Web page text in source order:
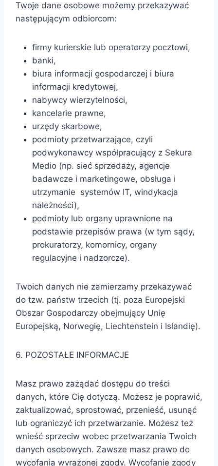
Twoje dane osobowe możemy przekazywać
następującym odbiorcom:
firmy kurierskie lub operatorzy pocztowi,
banki,
biura informacji gospodarczej i biura
informacji kredytowej,
nabywcy wierzytelności,
kancelarie prawne,
urzędy skarbowe,
podmioty przetwarzające, czyli
podwykonawcy współpracujący z Sekura
Medio (np. sieć sprzedaży, agencje
badawcze i marketingowe, obsługa i
utrzymanie systemów IT, windykacja
należności),
podmioty lub organy uprawnione na
podstawie przepisów prawa (w tym sądy,
prokuratorzy, komornicy, organy
regulacyjne i nadzorcze).
Twoich danych nie zamierzamy przekazywać
do tzw. państw trzecich (tj. poza Europejski
Obszar Gospodarczy obejmujący Unię
Europejską, Norwegię, Liechtenstein i Islandię).
6. POZOSTAŁE INFORMACJE
Masz prawo zażądać dostępu do treści
danych, które Cię dotyczą. Możesz je poprawić,
zaktualizować, sprostować, przenieść, usunąć
lub ograniczyć ich przetwarzanie. Możesz też
wnieść sprzeciw wobec przetwarzania Twoich
danych osobowych. Zawsze masz prawo do
wycofania wyrażonej zgody. Wycofanie zgody